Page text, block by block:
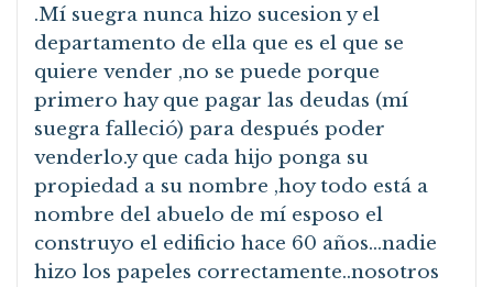
.Mí suegra nunca hizo sucesion y el
departamento de ella que es el que se
quiere vender ,no se puede porque
primero hay que pagar las deudas (mí
suegra falleció) para después poder
venderlo.y que cada hijo ponga su
propiedad a su nombre ,hoy todo está a
nombre del abuelo de mí esposo el
construyo el edificio hace 60 años…nadie
hizo los papeles correctamente..nosotros